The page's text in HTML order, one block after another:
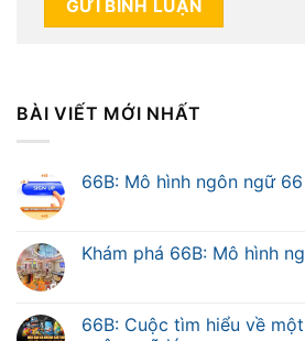
BÀI VIẾT MỚI NHẤT
66B: Mô hình ngôn ngữ
Khám phá 66B: Mô hình
66B: Cuộc tìm hiểu về